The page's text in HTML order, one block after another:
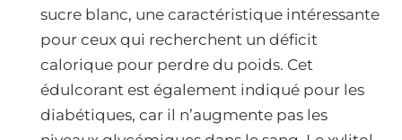
sucre blanc, une caractéristique intéressante
pour ceux qui recherchent un déficit
calorique pour perdre du poids. Cet
édulcorant est également indiqué pour les
diabétiques, car il n’augmente pas les